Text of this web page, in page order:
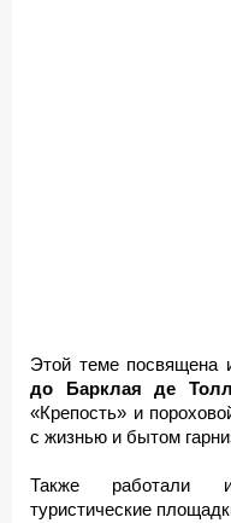
Этой теме посвящена
до Барклая де
«Крепость» и
с жизнью и бытом
Также работали и
туристические